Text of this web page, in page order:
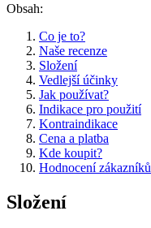
Obsah:
Co je to?
Naše recenze
Složení
Vedlejší účinky
Jak používat?
Indikace pro použití
Kontraindikace
Cena a platba
Kde koupit?
Hodnocení zákazníků
Složení